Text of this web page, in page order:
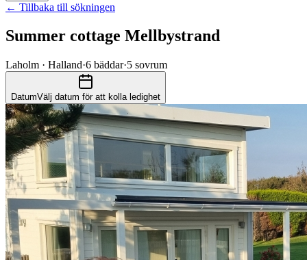
← Tillbaka till sökningen
Summer cottage Mellbystrand
Laholm · Halland·6 bäddar·5 sovrum
DatumVälj datum för att kolla ledighet